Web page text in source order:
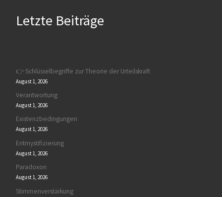
Letzte Beiträge
👉 Schlüsselbegriffe zur Theorie der Urteilskraft
August 1, 2026
Verantwortung
August 1, 2026
Existenzbedingungen
August 1, 2026
Entmystifizierung
August 1, 2026
Paradoxon
August 1, 2026
Stimmenverstärkung